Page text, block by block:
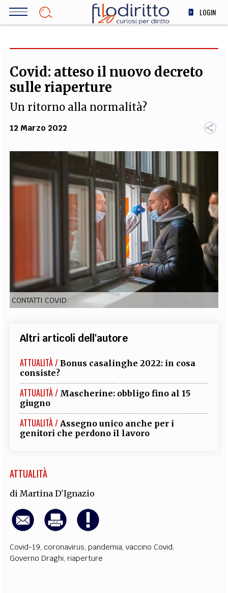
Salta
LOGIN
SOCIETÀ
MEDICINA
STORIA E FILOSOFIA
TEAM
COMITATO SCIENTIFICO AUTORI
CURATORI
PARTNER COLLABORA CON NOI
EXTRA
RUBRICHE PROCEEDINGS PUBBLICITÀ CONTATTI
SOCIAL MEDIA
Covid: atteso il nuovo decreto
sulle riaperture
Un ritorno alla normalità?
12 Marzo 2022
CONTATTI COVID
Altri articoli dell'autore
ATTUALITÀ / Bonus casalinghe 2022: in cosa
consiste?
ATTUALITÀ / Mascherine: obbligo fino al 15
giugno
ATTUALITÀ / Assegno unico anche per i
genitori che perdono il lavoro
ATTUALITÀ
di Martina D'Ignazio
Covid-19, coronavirus, pandemia,vaccino Covid,
Governo Draghi, riaperture